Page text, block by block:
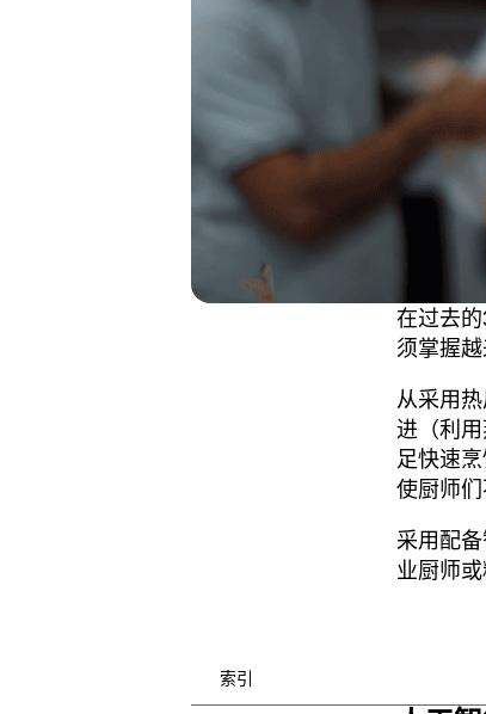
在过去
须掌握
从采用
进（利
足快速
使厨师
采用配
业厨师或
索引